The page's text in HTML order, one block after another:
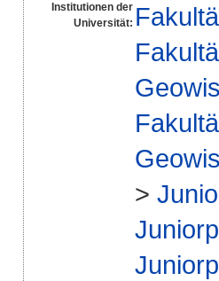
Institutionen der
Universität:
>